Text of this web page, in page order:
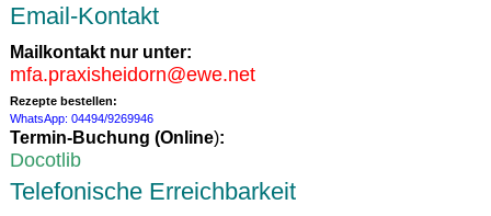
Email-Kontakt
Mailkontakt nur unter:
mfa.praxisheidorn@ewe.net
Rezepte bestellen:
WhatsApp: 04494/9269946
Termin-Buchung (Online):
Docotlib
Telefonische Erreichbarkeit